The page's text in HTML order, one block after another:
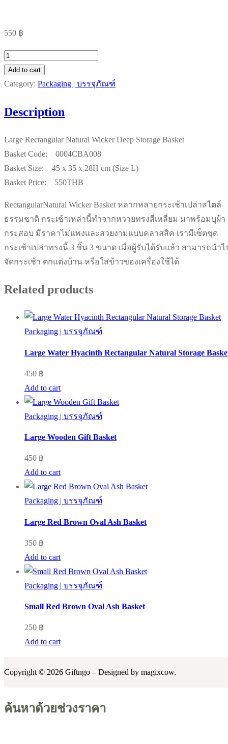
550 ฿
Large
Rectangular
Natural
Deep
Basket
quantity
Add to cart
Category: Packaging | บรรจุภัณฑ์
Description
Large Rectangular Natural Wicker Deep Storage Basket
Basket Code: 0004CBA008
Basket Size: 45 x 35 x 28H cm (Size L)
Basket Price: 550THB
RectangularNatural Wicker Basket หลากหลายกระเช้าเปล่าสไตล์
ธรรมชาติ กระเช้าเหล่านี้ทำจากหวายทรงสี่เหลี่ยม มาพร้อมบุผ้า
กระสอบ มีราคาไม่แพงและสวยงามแบบคลาสสิค เรามีเซ็ตชุด
กระเช้าเปล่าทรงนี้ 3 ชิ้น 3 ขนาด เมื่อผู้รับได้รับแล้ว สามารถนำไ
จัดกระเช้า ตกแต่งบ้าน หรือใส่ข้าวของเครื่องใช้ได้
Related products
Packaging | บรรจุภัณฑ์
Large Water Hyacinth Rectangular Natural Storage
450 ฿
Add to cart
Packaging | บรรจุภัณฑ์
Large Wooden Gift Basket
450 ฿
Add to cart
Packaging | บรรจุภัณฑ์
Large Red Brown Oval Ash Basket
350 ฿
Add to cart
Packaging | บรรจุภัณฑ์
Small Red Brown Oval Ash Basket
250 ฿
Add to cart
Copyright © 2026 Giftngo – Designed by magixcow.
ค้นหาด้วยช่วงราคา